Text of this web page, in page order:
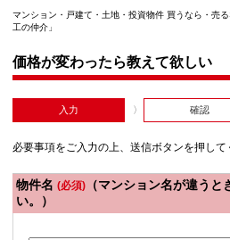
マンション・戸建て・土地・投資物件 買うなら・売
工の仲介」
価格が変わったら教えて欲しい
入力 確認
必要事項をご入力の上、送信ボタンを押して
物件名 (必須) （マンション名が違う
い。）